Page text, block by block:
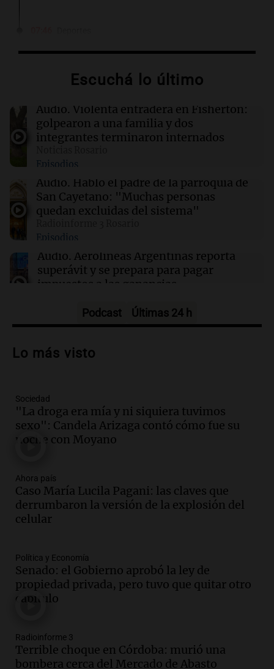
Central en 2025: "Fue justo"
Ingresó el aire frío y seco a Córdoba: sol, pero
con mínimas bajo cero
Rosario licita un nuevo polo comercial y un
muelle para transformar el frente costero de
La Florida
Boca implementa tecnología térmica para
recuperar el campo de juego de La Bombonera
Escuchá lo último
Audio. Violenta entradera en Fisherton:
golpearon a una familia y dos
integrantes terminaron internados
Episodios
Audio. Habló el padre de la parroquia de
San Cayetano: "Muchas personas
quedan excluidas del sistema"
Episodios
Audio. Aerolíneas Argentinas reporta
superávit y se prepara para pagar
impuestos a las ganancias
Audio.Candidaturas políticas en juego:
desafíos en Buenos Aires
Audio.
Multitudinaria vigilia de San
Cayetano en Córdoba con actividades
durante todo el día
Noticias
Audio.
cumbres: testimonios cruciales y el
escaneo del airbag pendiente
Noticias
500% en tarifas para industrias:
"Proponemos prorrateo de facturas"
Radioinforme 3 Rosario
Episodios
Argentina: inflación y dólar a la vista en
el próximo semestre
Noticias
Podcast Últimas 24 h
Lo más visto
Sociedad
"La droga era mía y ni siquiera tuvimos
sexo": Candela Arizaga contó cómo fue su
noche con Moyano
Ahora país
Caso María Lucila Pagani: las claves que
derrumbaron la versión de la explosión del
celular
Política y Economía
Senado: el Gobierno aprobó la ley de
propiedad privada, pero tuvo que quitar otro
capítulo
Radioinforme 3
Terrible choque en Córdoba: murió una
bombera cerca del Mercado de Abasto